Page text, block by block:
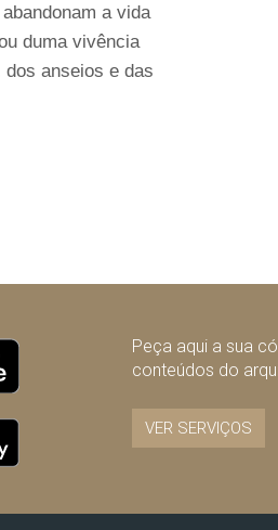
a vida
duma vivência
anseios e das
Peça aqui a sua
conteúdos do
VER SERVIÇOS